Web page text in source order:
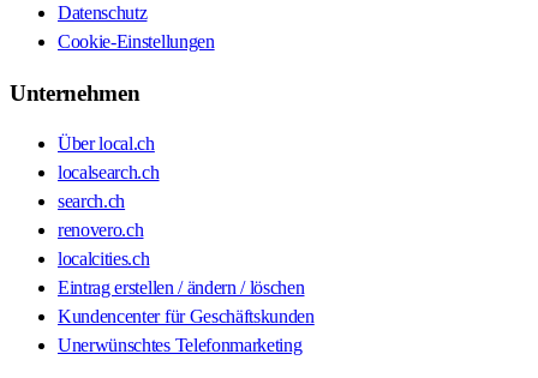
Datenschutz
Cookie-Einstellungen
Unternehmen
Über local.ch
localsearch.ch
search.ch
renovero.ch
localcities.ch
Eintrag erstellen / ändern / löschen
Kundencenter für Geschäftskunden
Unerwünschtes Telefonmarketing